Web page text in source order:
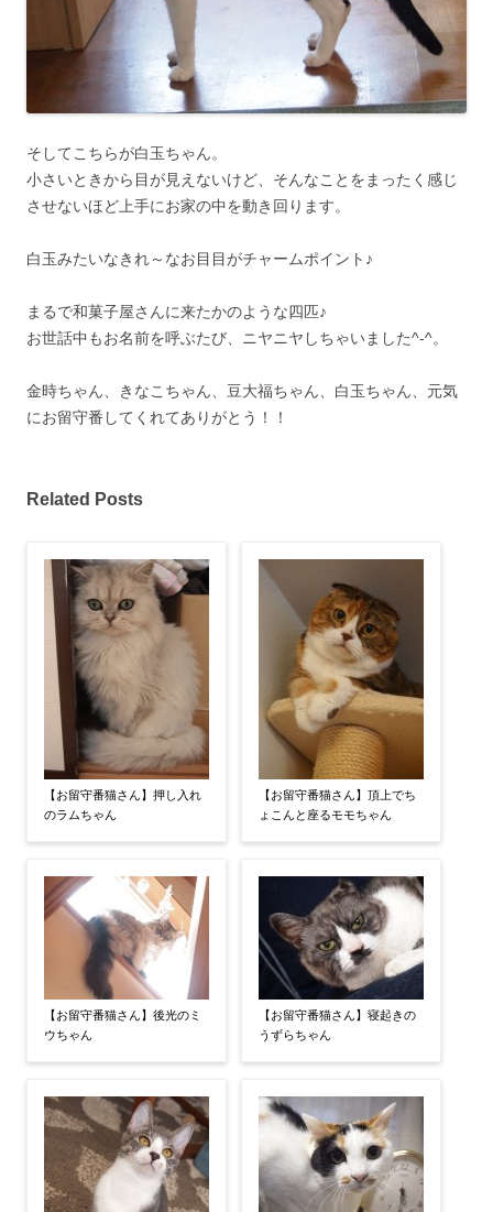
そしてこちらが白玉ちゃん。
小さいときから目が見えないけど、そんなことをまったく感じ
させないほど上手にお家の中を動き回ります。
白玉みたいなきれ～なお目目がチャームポイント♪
まるで和菓子屋さんに来たかのような四匹♪
お世話中もお名前を呼ぶたび、ニヤニヤしちゃいました^-^。
金時ちゃん、きなこちゃん、豆大福ちゃん、白玉ちゃん、元気
にお留守番してくれてありがとう！！
Related Posts
【お留守番猫さん】押し入れ
のラムちゃん
【お留守番猫さん】後光のミ
ウちゃん
【お留守番猫さん】頂上でち
ょこんと座るモモちゃん
【お留守番猫さん】寝起きの
うずらちゃん